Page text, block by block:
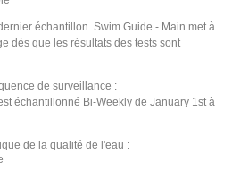
échantillon. Swim Guide - Main met à
dès que les résultats des tests sont
de surveillance :
échantillonné Bi-Weekly de January 1st à
de la qualité de l'eau :